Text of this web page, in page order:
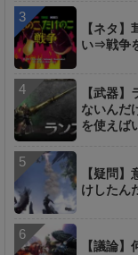
【ネタ
い⇒戦争
【武器
ないんだ
を使えば
【疑問
けしたん
【議論